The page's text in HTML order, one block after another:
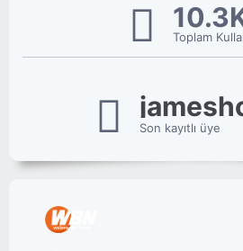
Toplam
Son kayıtlı üye